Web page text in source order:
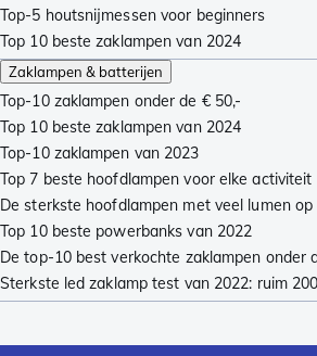
Top-5 houtsnijmessen voor beginners
Top 10 beste zaklampen van 2024
Zaklampen & batterijen
Top-10 zaklampen onder de € 50,-
Top 10 beste zaklampen van 2024
Top-10 zaklampen van 2023
Top 7 beste hoofdlampen voor elke activiteit
De sterkste hoofdlampen met veel lumen
Top 10 beste powerbanks van 2022
De top-10 best verkochte zaklampen onder
Sterkste led zaklamp test van 2022: ruim